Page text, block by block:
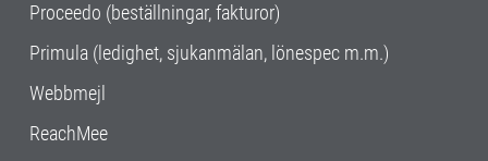
Proceedo (beställningar, fakturor)
Primula (ledighet, sjukanmälan, lönespec m.m.)
Webbmejl
ReachMee